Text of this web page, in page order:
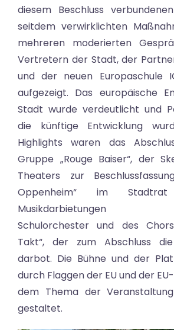
diesem Beschluss
seitdem verwirklichten
mehreren moderierten
Vertretern der Stadt, der
und der neuen Europaschule
aufgezeigt. Das europäische
Stadt wurde verdeutlicht und
die künftige Entwicklung
Highlights waren das
Gruppe „Rouge Baiser“, der
Theaters zur
Oppenheim“ im
Musikdarbietungen
Schulorchester und des
Takt“, der zum Abschluss
darbot. Die Bühne und der
durch Flaggen der EU und der
dem Thema der
gestaltet.